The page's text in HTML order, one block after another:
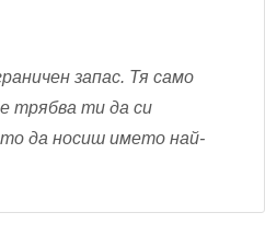
запас. Тя само
трябва ти да си
да носиш името най-